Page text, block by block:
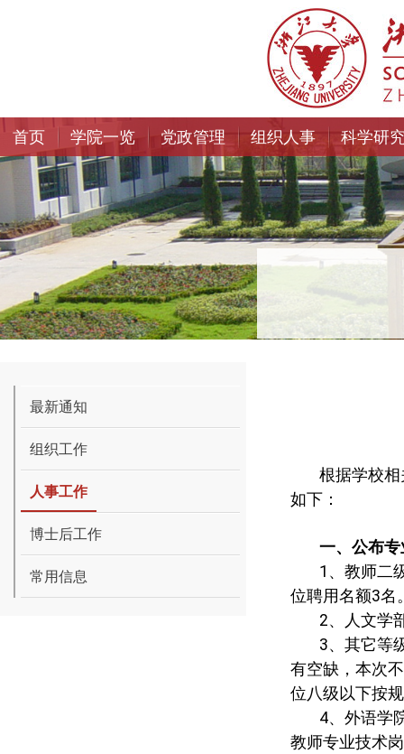
首页 学院一览 党政管理 组织人事 科学研
最新通知
组织工作
人事工作
博士后工作
常用信息
根据学校
如下：
一、公布
1 、教师二
位聘用名额3名
2、人文学
3、其它等
有空缺，本次
位八级以下按
4、外语学
教师专业技术